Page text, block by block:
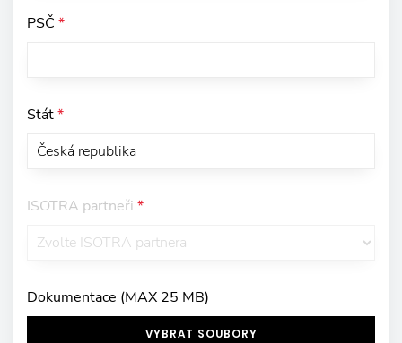
PSČ *
Stát*
ISOTRA partneři *
Dokumentace (MAX 25 MB)
VYBRAT SOUBORY